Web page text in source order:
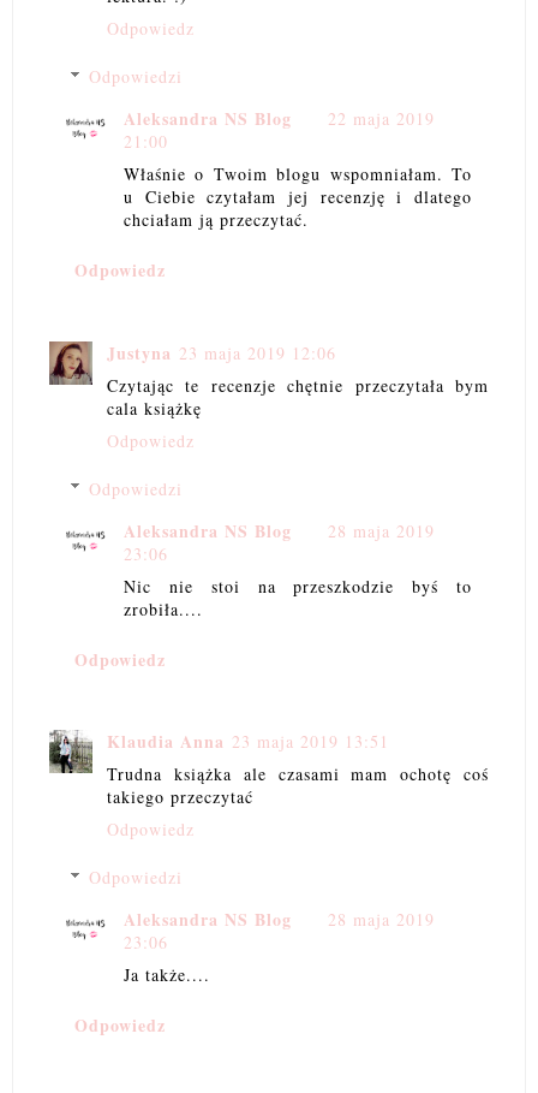
Odpowiedz
Odpowiedzi
Aleksandra NS Blog
22 maja 2019
21:00
Właśnie o Twoim blogu wspomniałam. To
u Ciebie czytałam jej recenzję i dlatego
chciałam ją przeczytać.
Odpowiedz
Justyna 23 maja 2019 12:06
Czytając te recenzje chętnie przeczytała bym
cala książkę
Odpowiedz
Odpowiedzi
Aleksandra NS Blog
28 maja 2019
23:06
Nic nie stoi na przeszkodzie byś to
zrobiła....
Odpowiedz
Klaudia Anna 23 maja 2019 13:51
Trudna książka ale czasami mam ochotę coś
takiego przeczytać
Odpowiedz
Odpowiedzi
Aleksandra NS Blog
28 maja 2019
23:06
Ja także....
Odpowiedz